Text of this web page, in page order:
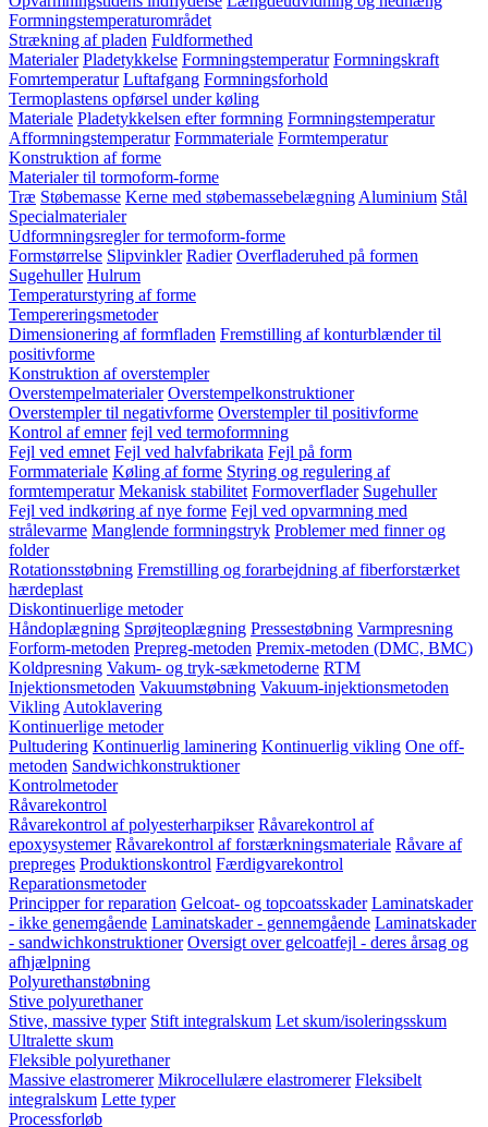
Formningstemperaturområdet
Strækning af pladen Fuldformethed
Materialer Pladetykkelse Formningstemperatur Formningskraft
Fomrtemperatur Luftafgang Formningsforhold
Termoplastens opførsel under køling
Materiale Pladetykkelsen efter formning Formningstemperatur
Afformningstemperatur Formmateriale Formtemperatur
Konstruktion af forme
Materialer til tormoform-forme
Træ Støbemasse Kerne med støbemassebelægning Aluminium Stål
Specialmaterialer
Udformningsregler for termoform-forme
Formstørrelse Slipvinkler Radier Overfladeruhed på formen
Sugehuller Hulrum
Temperaturstyring af forme
Tempereringsmetoder
Dimensionering af formfladen Fremstilling af konturblænder til
positivforme
Konstruktion af overstempler
Overstempelmaterialer Overstempelkonstruktioner
Overstempler til negativforme Overstempler til positivforme
Kontrol af emner fejl ved termoformning
Fejl ved emnet Fejl ved halvfabrikata Fejl på form
Formmateriale Køling af forme Styring og regulering af
formtemperatur Mekanisk stabilitet Formoverflader Sugehuller
Fejl ved indkøring af nye forme Fejl ved opvarmning med
strålevarme Manglende formningstryk Problemer med finner og
folder
Rotationsstøbning Fremstilling og forarbejdning af fiberforstærket
hærdeplast
Diskontinuerlige metoder
Håndoplægning Sprøjteoplægning Pressestøbning Varmpresning
Forform-metoden Prepreg-metoden Premix-metoden (DMC, BMC)
Koldpresning Vakum- og tryk-sækmetoderne RTM
Injektionsmetoden Vakuumstøbning Vakuum-injektionsmetoden
Vikling Autoklavering
Kontinuerlige metoder
Pultudering Kontinuerlig laminering Kontinuerlig vikling One off-
metoden Sandwichkonstruktioner
Kontrolmetoder
Råvarekontrol
Råvarekontrol af polyesterharpikser Råvarekontrol af
epoxysystemer Råvarekontrol af forstærkningsmateriale Råvare af
prepreges Produktionskontrol Færdigvarekontrol
Reparationsmetoder
Principper for reparation Gelcoat- og topcoatsskader Laminatskader
- ikke genemgående Laminatskader - gennemgående Laminatskader
- sandwichkonstruktioner Oversigt over gelcoatfejl - deres årsag og
afhjælpning
Polyurethanstøbning
Stive polyurethaner
Stive, massive typer Stift integralskum Let skum/isoleringsskum
Ultralette skum
Fleksible polyurethaner
Massive elastromerer Mikrocellulære elastromerer Fleksibelt
integralskum Lette typer
Processforløb